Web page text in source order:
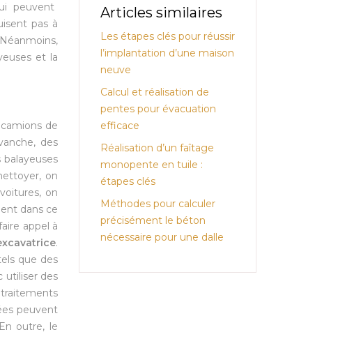
peuvent
pas à
et la
de
des
on
on
dans ce
appel à
.
que des
utiliser des
traitements
peuvent
outre, le
Articles similaires
Les étapes clés pour réussir
l’implantation d’une maison
neuve
Calcul et réalisation de
pentes pour évacuation
efficace
Réalisation d’un faîtage
monopente en tuile :
étapes clés
Méthodes pour calculer
précisément le béton
nécessaire pour une dalle